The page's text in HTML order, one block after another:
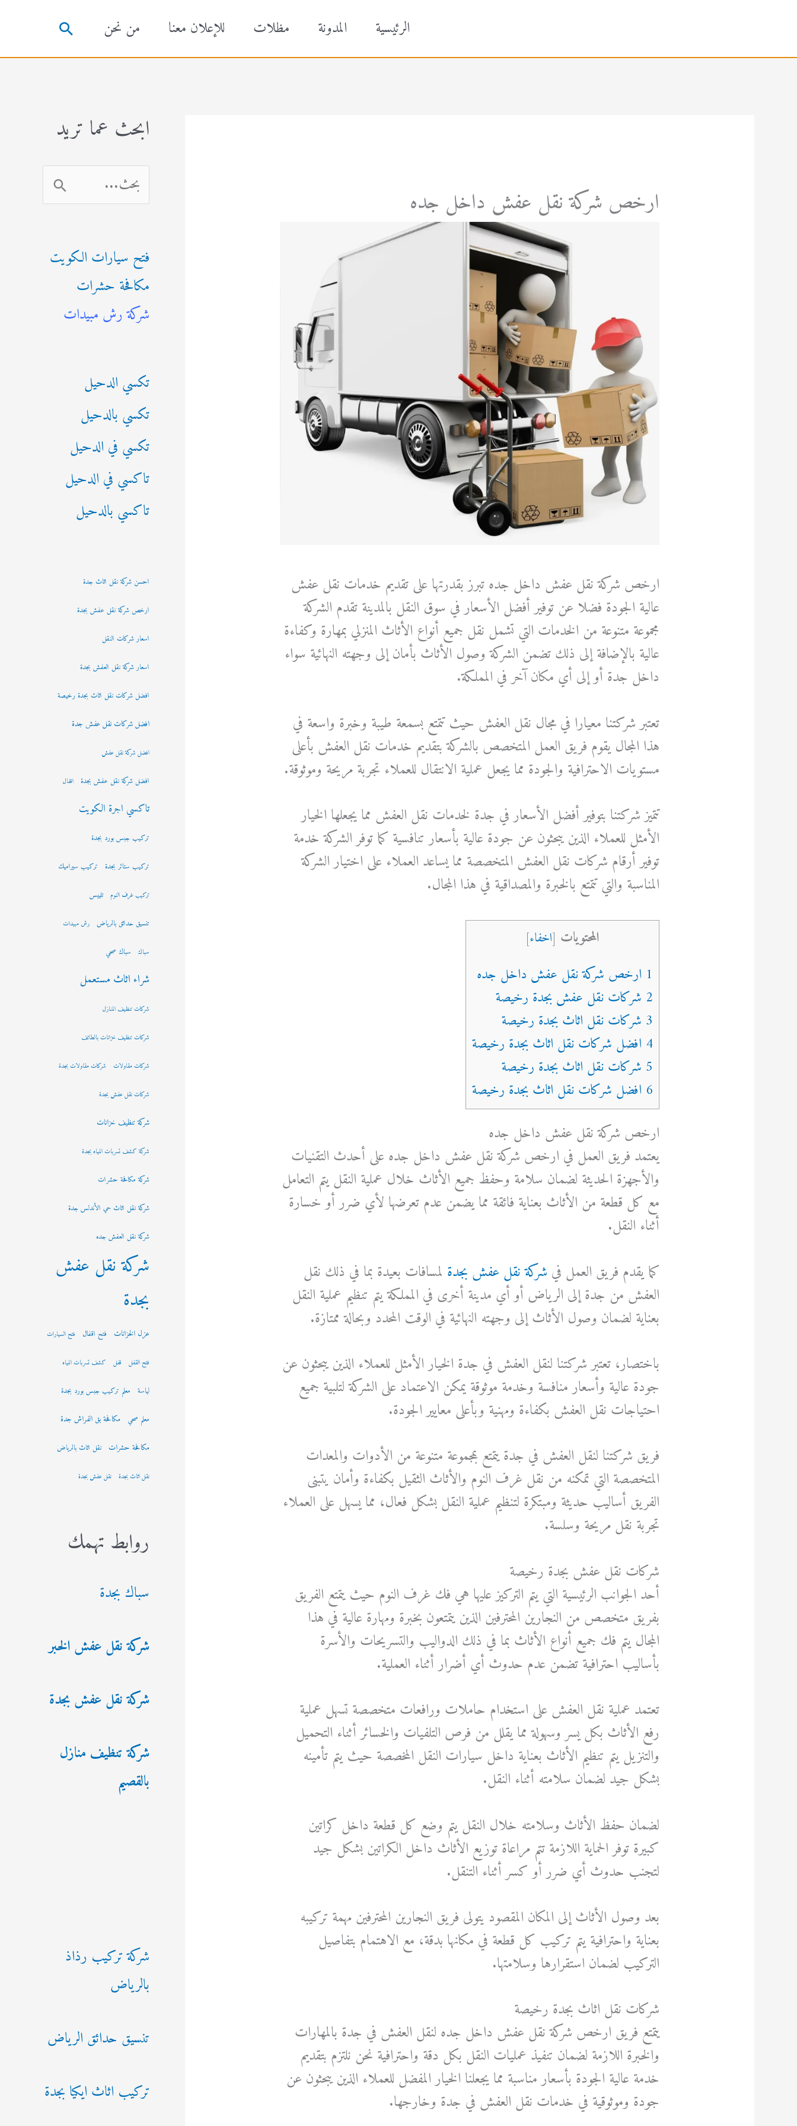
المحتوى
الرئيسية المدونة مظلات للإعلان معنا من نحن البحث
ارخص شركة نقل عفش داخل جده
ارخص شركة نقل عفش داخل جده تبرز بقدرتها على تقديم خدمات نقل عفش
عالية الجودة فضلا عن توفير أفضل الأسعار في سوق النقل بالمدينة تقدم الشركة
مجموعة متنوعة من الخدمات التي تشمل نقل جميع أنواع الأثاث المنزلي بمهارة وكفاءة
عالية بالإضافة إلى ذلك تضمن الشركة وصول الأثاث بأمان إلى وجهته النهائية سواء
داخل جدة أو إلى أي مكان آخر في المملكة.
تعتبر شركتنا معيارا في مجال نقل العفش حيث تتمتع بسمعة طيبة وخبرة واسعة في
هذا المجال يقوم فريق العمل المتخصص بالشركة بتقديم خدمات نقل العفش بأعلى
مستويات الاحترافية والجودة مما يجعل عملية الانتقال للعملاء تجربة مريحة وموثوقة.
تتميز شركتنا بتوفير أفضل الأسعار في جدة لخدمات نقل العفش مما يجعلها الخيار
الأمثل للعملاء الذين يبحثون عن جودة عالية بأسعار تنافسية كما توفر الشركة خدمة
توفير أرقام شركات نقل العفش المتخصصة مما يساعد العملاء على اختيار الشركة
المناسبة والتي تتمتع بالخبرة والمصداقية في هذا المجال.
المحتويات [اخفاء]
1 ارخص شركة نقل عفش داخل جده
2 شركات نقل عفش بجدة رخيصة
3 شركات نقل اثاث بجدة رخيصة
4 افضل شركات نقل اثاث بجدة رخيصة
5 شركات نقل اثاث بجدة رخيصة
6 افضل شركات نقل اثاث بجدة رخيصة
ارخص شركة نقل عفش داخل جده
يعتمد فريق العمل في ارخص شركة نقل عفش داخل جده على أحدث التقنيات
والأجهزة الحديثة لضمان سلامة وحفظ جميع الأثاث خلال عملية النقل يتم التعامل
مع كل قطعة من الأثاث بعناية فائقة مما يضمن عدم تعرضها لأي ضرر أو خسارة
أثناء النقل.
كما يقدم فريق العمل في شركة نقل عفش بجدة لمسافات بعيدة بما في ذلك نقل
العفش من جدة إلى الرياض أو أي مدينة أخرى في المملكة يتم تنظيم عملية النقل
بعناية لضمان وصول الأثاث إلى وجهته النهائية في الوقت المحدد وبحالة ممتازة.
باختصار، تعتبر شركتنا لنقل العفش في جدة الخيار الأمثل للعملاء الذين يبحثون عن
جودة عالية وأسعار منافسة وخدمة موثوقة يمكن الاعتماد على الشركة لتلبية جميع
احتياجات نقل العفش بكفاءة ومهنية وبأعلى معايير الجودة.
فريق شركتنا لنقل العفش في جدة يتمتع بمجموعة متنوعة من الأدوات والمعدات
المتخصصة التي تمكنه من نقل غرف النوم والأثاث الثقيل بكفاءة وأمان يتبنى
الفريق أساليب حديثة ومبتكرة لتنظيم عملية النقل بشكل فعال، مما يسهل على العملاء
تجربة نقل مريحة وسلسة.
شركات نقل عفش بجدة رخيصة
أحد الجوانب الرئيسية التي يتم التركيز عليها هي فك غرف النوم حيث يتمتع الفريق
بفريق متخصص من النجارين المحترفين الذين يتمتعون بخبرة ومهارة عالية في هذا
المجال يتم فك جميع أنواع الأثاث بما في ذلك الدواليب والتسريحات والأسرة
بأساليب احترافية تضمن عدم حدوث أي أضرار أثناء العملية.
تعتمد عملية نقل العفش على استخدام حاملات ورافعات متخصصة تسهل عملية
رفع الأثاث بكل يسر وسهولة مما يقلل من فرص التلفيات والخسائر أثناء التحميل
والتنزيل يتم تنظيم الأثاث بعناية داخل سيارات النقل المخصصة حيث يتم تأمينه
بشكل جيد لضمان سلامته أثناء النقل.
لضمان حفظ الأثاث وسلامته خلال النقل يتم وضع كل قطعة داخل كراتين
كبيرة توفر الحماية اللازمة تتم مراعاة توزيع الأثاث داخل الكراتين بشكل جيد
لتجنب حدوث أي ضرر أو كسر أثناء التنقل.
بعد وصول الأثاث إلى المكان المقصود يتولى فريق النجارين المحترفين مهمة تركيبه
بعناية واحترافية يتم تركيب كل قطعة في مكانها بدقة، مع الاهتمام بتفاصيل
التركيب لضمان استقرارها وسلامتها.
شركات نقل اثاث بجدة رخيصة
يتمتع فريق ارخص شركة نقل عفش داخل جده لنقل العفش في جدة بالمهارات
والخبرة اللازمة لضمان تنفيذ عمليات النقل بكل دقة واحترافية نحن نلتزم بتقديم
خدمة عالية الجودة بأسعار مناسبة مما يجعلنا الخيار المفضل للعملاء الذين يبحثون عن
جودة وموثوقية في خدمات نقل العفش في جدة وخارجها.
ابحث عما تريد
ل
ح
ث
ع
:
فتح سيارات الكويت
مكافحة حشرات
شركة رش مبيدات
تكسي الدحيل
تكسي بالدحيل
تكسي في الدحيل
تاكسي في الدحيل
تاكسي بالدحيل
احسن شركة نقل اثاث جدة
ارخص شركة نقل عفش بجدة
اسعار شركات النقل
اسعار شركة نقل العفش بجدة
افضل شركات نقل اثاث بجدة رخيصة
افضل شركات نقل عفش جدة
افضل شركة نقل عفش
افضل شركة نقل عفش بجدة اقفال
تاكسي اجرة الكويت
تركيب جبس بورد بجدة
تركيب ستائر بجدة تركيب سيراميك
تركيب غرف النوم تلييس
تنسيق حدائق بالرياض رش مبيدات
سباك سباك صحي
شراء اثاث مستعمل
شركات تنظيف المنازل
شركات تنظيف خزانات بالطائف
شركات مقاولات شركات مقاولات بجدة
شركات نقل عفش بجدة
شركة تنظيف خزانات
شركة كشف تسربات المياه بجدة
شركة مكافحة حشرات
شركة نقل اثاث حي الأندلس جدة
شركة نقل العفش جده
شركة نقل عفش
بجدة
عزل الخزانات فتح اقفال فتح السيارات
فتح القفل قفل كشف تسربات المياه
لياسة معلم تركيب جبس بورد بجدة
معلم صحي مكافحة بق الفراش جدة
مكافحة حشرات نقل اثاث بالرياض
نقل اثاث بجدة نقل عفش بجدة
روابط تهمك
سباك بجدة
شركة نقل عفش الخبر
شركة نقل عفش بجدة
شركة تنظيف منازل
بالقصيم
شركة تركيب رذاذ
بالرياض
تنسيق حدائق الرياض
تركيب اثاث ايكيا بجدة